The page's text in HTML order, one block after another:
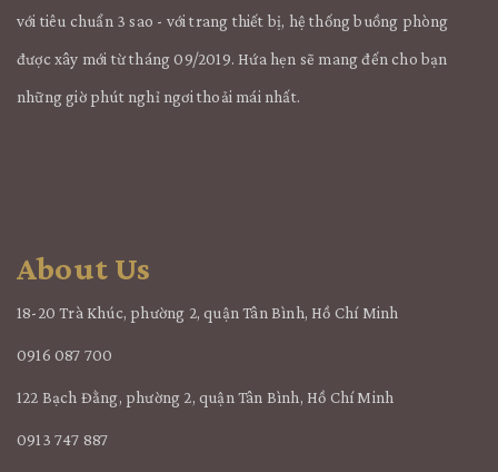
với tiêu chuẩn 3 sao - với trang thiết bị, hệ thống buồng phòng
được xây mới từ tháng 09/2019. Hứa hẹn sẽ mang đến cho bạn
những giờ phút nghỉ ngơi thoải mái nhất.
About Us
18-20 Trà Khúc, phường 2, quận Tân Bình, Hồ Chí Minh
0916 087 700
122 Bạch Đằng, phường 2, quận Tân Bình, Hồ Chí Minh
0913 747 887